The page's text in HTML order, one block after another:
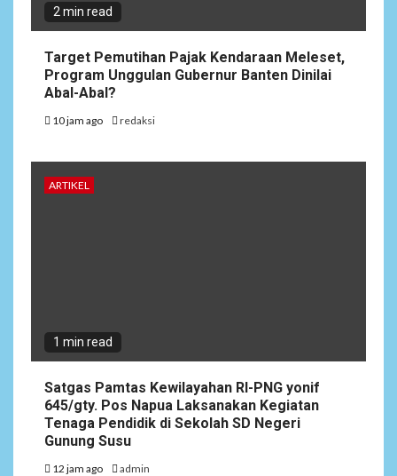
2 min read
Target Pemutihan Pajak Kendaraan Meleset,
Program Unggulan Gubernur Banten Dinilai
Abal-Abal?
10 jam ago redaksi
ARTIKEL
1 min read
Satgas Pamtas Kewilayahan RI-PNG yonif
645/gty. Pos Napua Laksanakan Kegiatan
Tenaga Pendidik di Sekolah SD Negeri
Gunung Susu
12 jam ago admin